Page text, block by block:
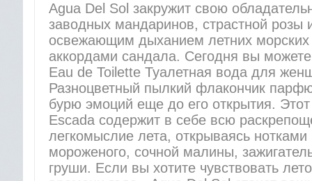
Agua Del Sol закружит свою
заводных мандаринов, страстной розы
освежающим дыханием летних
аккордами сандала. Сегодня вы
Eau de Toilette Туалетная вода для
Разноцветный пылкий флакончик
бурю эмоций еще до его открытия.
Escada содержит в себе всю
легкомыслие лета, открываясь нотками
мороженого, сочной малины,
груши. Если вы хотите чувствовать